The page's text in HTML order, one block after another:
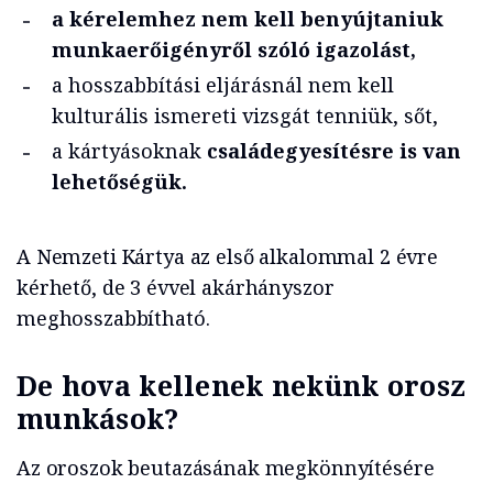
a kérelemhez nem kell benyújtaniuk
munkaerőigényről szóló igazolást,
a hosszabbítási eljárásnál nem kell
kulturális ismereti vizsgát tenniük, sőt,
a kártyásoknak családegyesítésre is van
lehetőségük.
A Nemzeti Kártya az első alkalommal 2 évre
kérhető, de 3 évvel akárhányszor
meghosszabbítható.
De hova kellenek nekünk orosz
munkások?
Az oroszok beutazásának megkönnyítésére